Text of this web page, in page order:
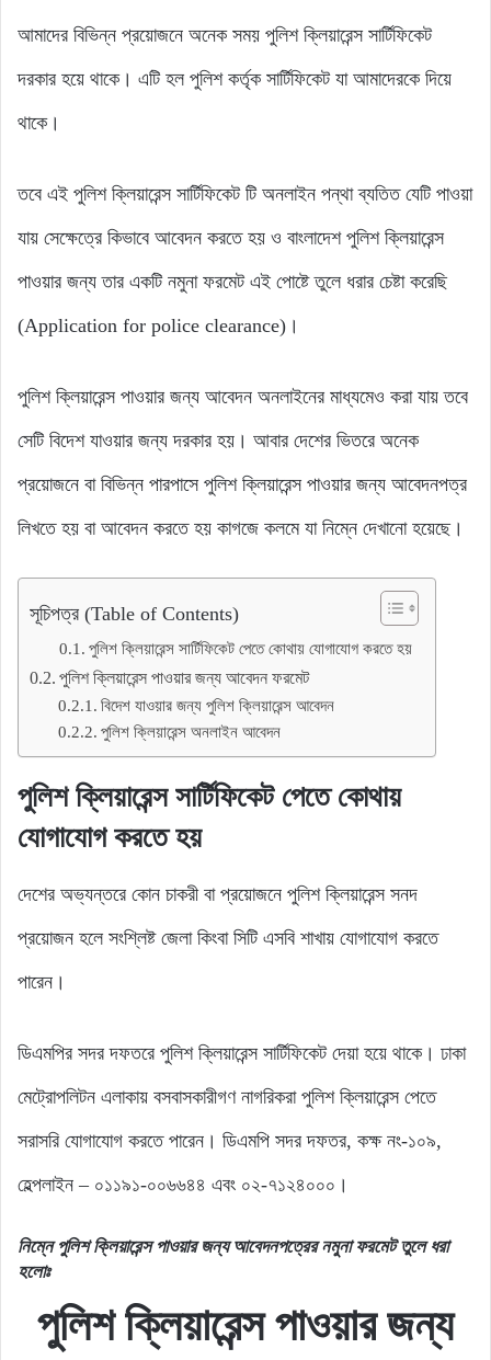
আমাদের বিভিন্ন প্রয়োজনে অনেক সময় পুলিশ ক্লিয়ারেন্স সার্টিফিকেট
দরকার হয়ে থাকে। এটি হল পুলিশ কর্তৃক সার্টিফিকেট যা আমাদেরকে দিয়ে
থাকে।
তবে এই পুলিশ ক্লিয়ারেন্স সার্টিফিকেট টি অনলাইন পন্থা ব্যতিত যেটি পাওয়া
যায় সেক্ষেত্রে কিভাবে আবেদন করতে হয় ও বাংলাদেশ পুলিশ ক্লিয়ারেন্স
পাওয়ার জন্য তার একটি নমুনা ফরমেট এই পোষ্টে তুলে ধরার চেষ্টা করেছি
(Application for police clearance)।
পুলিশ ক্লিয়ারেন্স পাওয়ার জন্য আবেদন অনলাইনের মাধ্যমেও করা যায় তবে
সেটি বিদেশ যাওয়ার জন্য দরকার হয়। আবার দেশের ভিতরে অনেক
প্রয়োজনে বা বিভিন্ন পারপাসে পুলিশ ক্লিয়ারেন্স পাওয়ার জন্য আবেদনপত্র
লিখতে হয় বা আবেদন করতে হয় কাগজে কলমে যা নিম্নে দেখানো হয়েছে।
সূচিপত্র (Table of Contents)
পুলিশ ক্লিয়ারেন্স সার্টিফিকেট পেতে কোথায় যোগাযোগ করতে হয়
পুলিশ ক্লিয়ারেন্স পাওয়ার জন্য আবেদন ফরমেট
বিদেশ যাওয়ার জন্য পুলিশ ক্লিয়ারেন্স আবেদন
পুলিশ ক্লিয়ারেন্স অনলাইন আবেদন
পুলিশ ক্লিয়ারেন্স সার্টিফিকেট পেতে কোথায়
যোগাযোগ করতে হয়
দেশের অভ্যন্তরে কোন চাকরী বা প্রয়োজনে পুলিশ ক্লিয়ারেন্স সনদ
প্রয়োজন হলে সংশ্লিষ্ট জেলা কিংবা সিটি এসবি শাখায় যোগাযোগ করতে
পারেন।
ডিএমপির সদর দফতরে পুলিশ ক্লিয়ারেন্স সার্টিফিকেট দেয়া হয়ে থাকে। ঢাকা
মেট্রোপলিটন এলাকায় বসবাসকারীগণ নাগরিকরা পুলিশ ক্লিয়ারেন্স পেতে
সরাসরি যোগাযোগ করতে পারেন। ডিএমপি সদর দফতর, কক্ষ নং-১০৯,
হেল্পলাইন – ০১১৯১-০০৬৬৪৪ এবং ০২-৭১২৪০০০।
নিম্নে পুলিশ ক্লিয়ারেন্স পাওয়ার জন্য আবেদনপত্রের নমুনা ফরমেট তুলে ধরা
হলোঃ
পুলিশ ক্লিয়ারেন্স পাওয়ার জন্য